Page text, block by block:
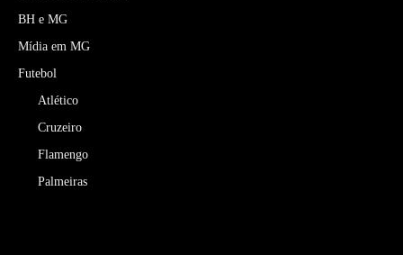
BH e MG
Mídia em MG
Futebol
Atlético
Cruzeiro
Flamengo
Palmeiras